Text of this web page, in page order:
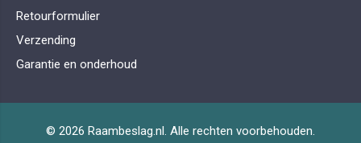
Retourformulier
Verzending
Garantie en onderhoud
© 2026 Raambeslag.nl. Alle rechten voorbehouden.